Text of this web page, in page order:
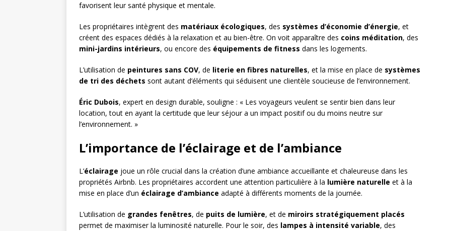
favorisent leur santé physique et mentale.
Les propriétaires intègrent des matériaux écologiques, des systèmes d’économie d’énergie, et
créent des espaces dédiés à la relaxation et au bien-être. On voit apparaître des coins méditation, des
mini-jardins intérieurs, ou encore des équipements de fitness dans les logements.
L’utilisation de peintures sans COV, de literie en fibres naturelles, et la mise en place de systèmes
de tri des déchets sont autant d’éléments qui séduisent une clientèle soucieuse de l’environnement.
Éric Dubois, expert en design durable, souligne : « Les voyageurs veulent se sentir bien dans leur
location, tout en ayant la certitude que leur séjour a un impact positif ou du moins neutre sur
l’environnement. »
L’importance de l’éclairage et de l’ambiance
L’éclairage joue un rôle crucial dans la création d’une ambiance accueillante et chaleureuse dans les
propriétés Airbnb. Les propriétaires accordent une attention particulière à la lumière naturelle et à la
mise en place d’un éclairage d’ambiance adapté à différents moments de la journée.
L’utilisation de grandes fenêtres, de puits de lumière, et de miroirs stratégiquement placés
permet de maximiser la luminosité naturelle. Pour le soir, des lampes à intensité variable, des